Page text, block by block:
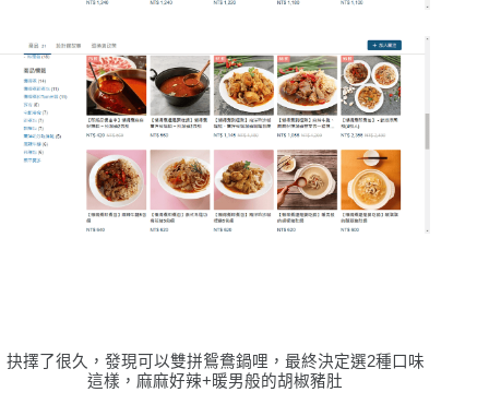
抉擇了很久，發現可以雙拼鴛鴦鍋哩，最終決定選2種口味
這樣，麻麻好辣+暖男般的胡椒豬肚